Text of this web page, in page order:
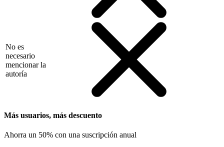
No es
necesario
mencionar la
autoría
Más usuarios, más descuento
Ahorra un 50% con una suscripción anual